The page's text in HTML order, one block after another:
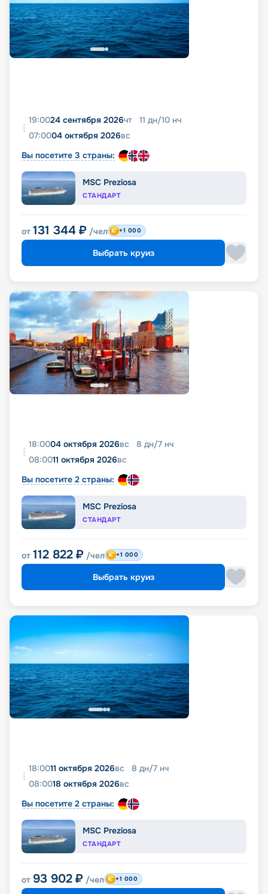
19:0024 сентября 2026чт 11 дн/10 нч
07:0004 октября 2026вс
Вы посетите 3 страны:
MSC Preziosa
СТАНДАРТ
от 131 344 ₽ /чел +1 000
Выбрать круиз
18:0004 октября 2026вс 8 дн/7 нч
08:0011 октября 2026вс
Вы посетите 2 страны:
MSC Preziosa
СТАНДАРТ
от 112 822 ₽ /чел +1 000
Выбрать круиз
18:0011 октября 2026вс 8 дн/7 нч
08:0018 октября 2026вс
Вы посетите 2 страны:
MSC Preziosa
СТАНДАРТ
от 93 902 ₽ /чел +1 000